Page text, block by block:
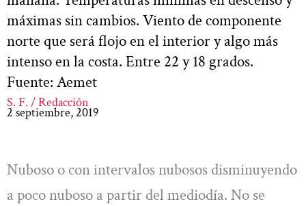
máximas sin cambios. Viento de componente
norte que será flojo en el interior y algo más
intenso en la costa. Entre 22 y 18 grados.
Fuente: Aemet
S. F. / Redacción
2 septiembre, 2019
Nuboso o con intervalos nubosos disminuyendo
a poco nuboso a partir del mediodía. No se